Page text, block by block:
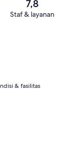
7,8
Staf & layanan
& fasilitas